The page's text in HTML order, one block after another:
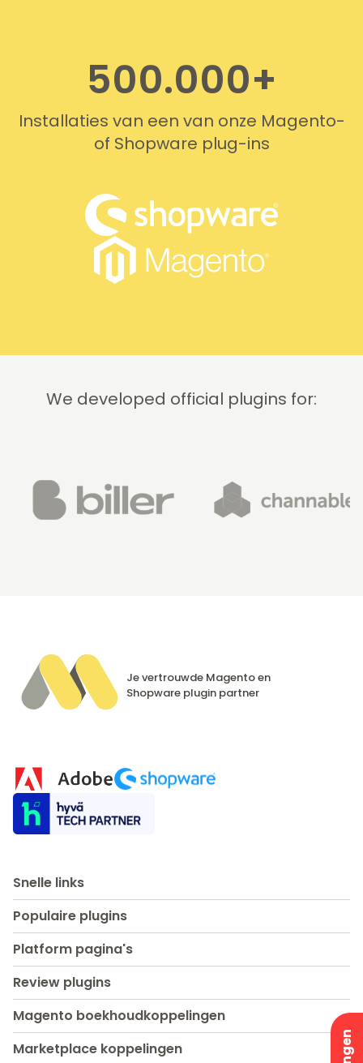
500.000+
Installaties van een van onze Magento-
of Shopware plug-ins
We developed official plugins for:
Je vertrouwde Magento en
Shopware plugin partner
Snelle links
Populaire plugins
Platform pagina's
Review plugins
Magento boekhoudkoppelingen
Marketplace koppelingen